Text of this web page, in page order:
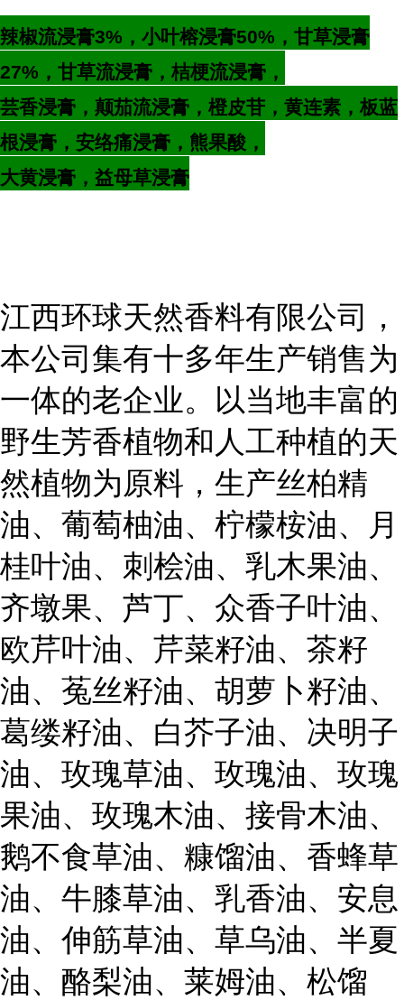
辣椒流浸膏3% ，小叶榕浸膏50% ，甘草浸膏
27% ，甘草流浸膏，桔梗流浸膏，
芸香浸膏，颠茄流浸膏，橙皮苷，黄连素，板蓝
根浸膏，安络痛浸膏，熊果酸，
大黄浸膏，益母草浸膏
江西环球天然香料有限公司，
本公司集有十多年生产销售为
一体的老企业。以当地丰富的
野生芳香植物和人工种植的天
然植物为原料，生产丝柏精
油、葡萄柚油、柠檬桉油、月
桂叶油、刺桧油、乳木果油、
齐墩果、芦丁、众香子叶油、
欧芹叶油、芹菜籽油、茶籽
油、菟丝籽油、胡萝卜籽油、
葛缕籽油、白芥子油、决明子
油、玫瑰草油、玫瑰油、玫瑰
果油、玫瑰木油、接骨木油、
鹅不食草油、糠馏油、香蜂草
油、牛膝草油、乳香油、安息
油、伸筋草油、草乌油、半夏
油、酪梨油、莱姆油、松馏